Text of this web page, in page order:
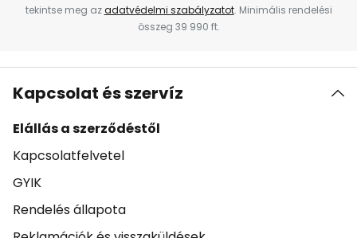
tekintse meg azadatvédelmi szabályzatot. Minimális rendelési
összeg 39 990 ft.
Kapcsolat és szervíz
Elállás a szerződéstől
Kapcsolatfelvetel
GYIK
Rendelés állapota